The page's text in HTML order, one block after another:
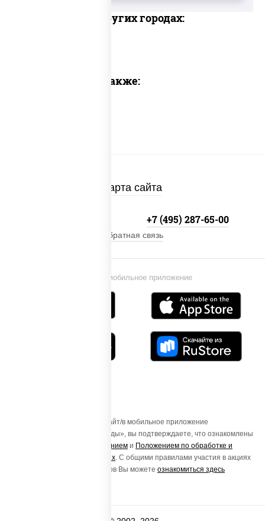
Доставка в других городах:
Предлагаем также:
Карта сайта
Установи мобильное приложение
+7 (495) 287-65-00
Обратная связь
Осуществляя вход на этот Сайт/в мобильное приложение
«ПиццаСушиВок - доставка еды», вы подтверждаете, что ознакомлены
Пользовательским соглашением и Положением по обработке и
защите персональных данных. С общими правилами участия в акциях
и порядке получения подарков Вы можете ознакомиться здесь